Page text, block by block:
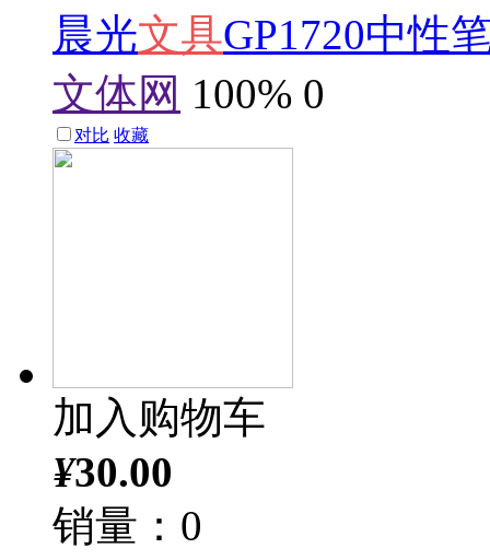
晨光文具GP1720中性
文体网 100% 0
对比 收藏
加入购物车
¥30.00
销量：0